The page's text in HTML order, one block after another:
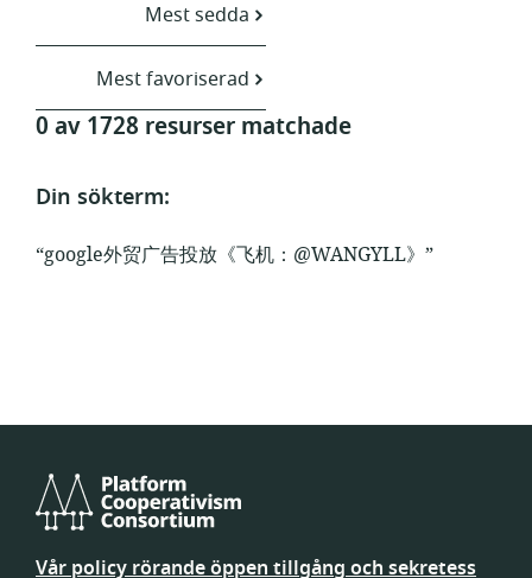
Mest sedda
Mest favoriserad
0 av 1728 resurser matchade
Din sökterm:
“google外贸广告投放《飞机：@WANGYLL》”
Platform
Cooperativism
Vår policy rörande öppen tillgång och sekretess